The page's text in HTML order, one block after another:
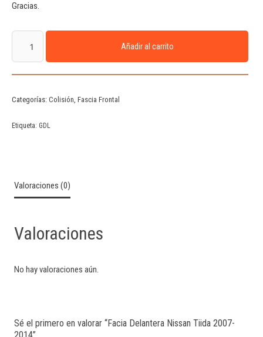
Gracias.
Añadir al carrito
Categorías: Colisión, Fascia Frontal
Etiqueta: GDL
Valoraciones (0)
Valoraciones
No hay valoraciones aún.
Sé el primero en valorar “Facia Delantera Nissan Tiida 2007-